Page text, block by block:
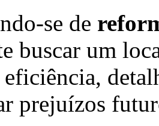
se de
buscar um
prejuízos